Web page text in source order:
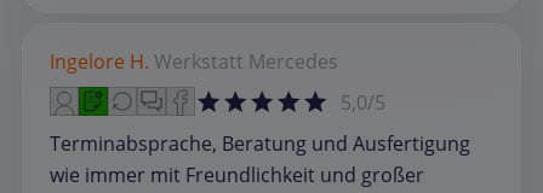
Ingelore H. Werkstatt Mercedes
5,0/5
Terminabsprache, Beratung und Ausfertigung
wie immer mit Freundlichkeit und großer